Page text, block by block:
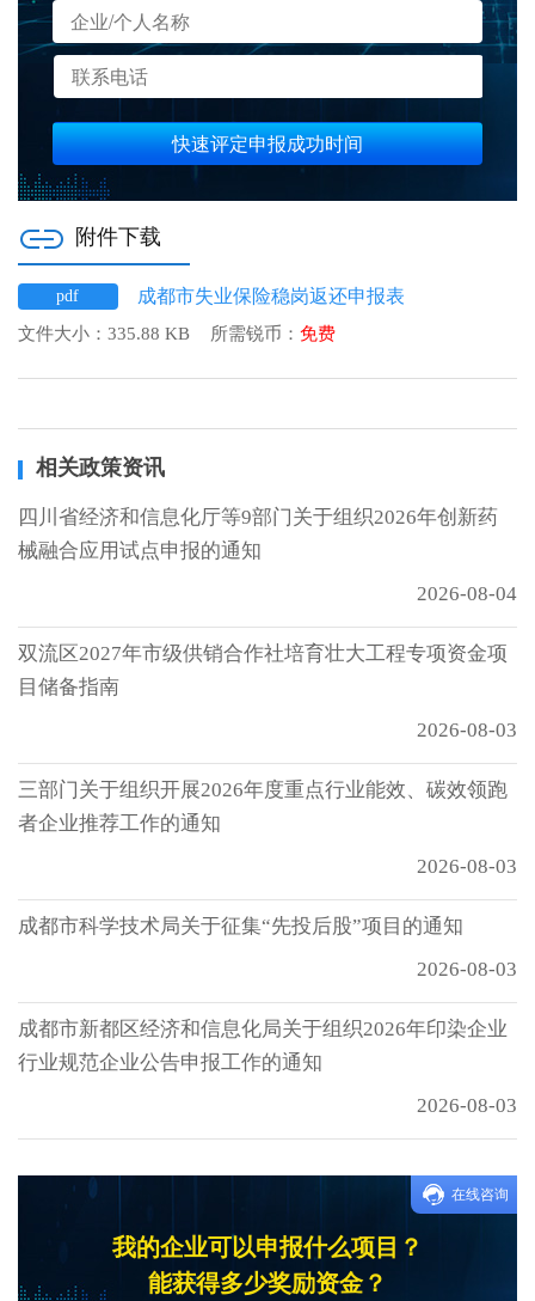
快速评定申报成功时间
附件下载
pdf 成都市失业保险稳岗返还申报表
文件大小： 335.88 KB 所需锐币： 免费
相关政策资讯
四川省经济和信息化厅等9部门关于组织2026年创新药
械融合应用试点申报的通知
2026-08-04
双流区2027年市级供销合作社培育壮大工程专项资金项
目储备指南
2026-08-03
三部门关于组织开展2026年度重点行业能效、碳效领跑
者企业推荐工作的通知
2026-08-03
成都市科学技术局关于征集“先投后股”项目的通知
2026-08-03
成都市新都区经济和信息化局关于组织2026年印染企业
行业规范企业公告申报工作的通知
2026-08-03
我的企业可以申报什么项目？
能获得多少奖励资金？
在线咨询